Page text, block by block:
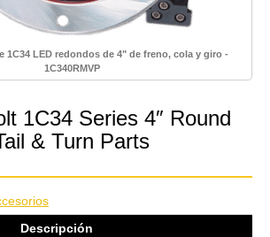
1C34 LED redondos de 4" de freno, cola y giro -
1C340RMVP
1C34 Series 4″ Round
& Turn Parts
Descripción